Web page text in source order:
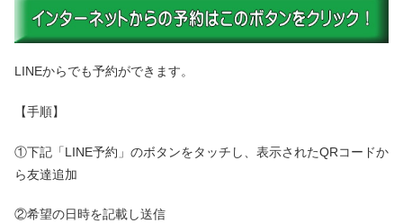
LINEからでも予約ができます。
【手順】
①下記「LINE予約」のボタンをタッチし、表示されたQRコードか
ら友達追加
②希望の日時を記載し送信